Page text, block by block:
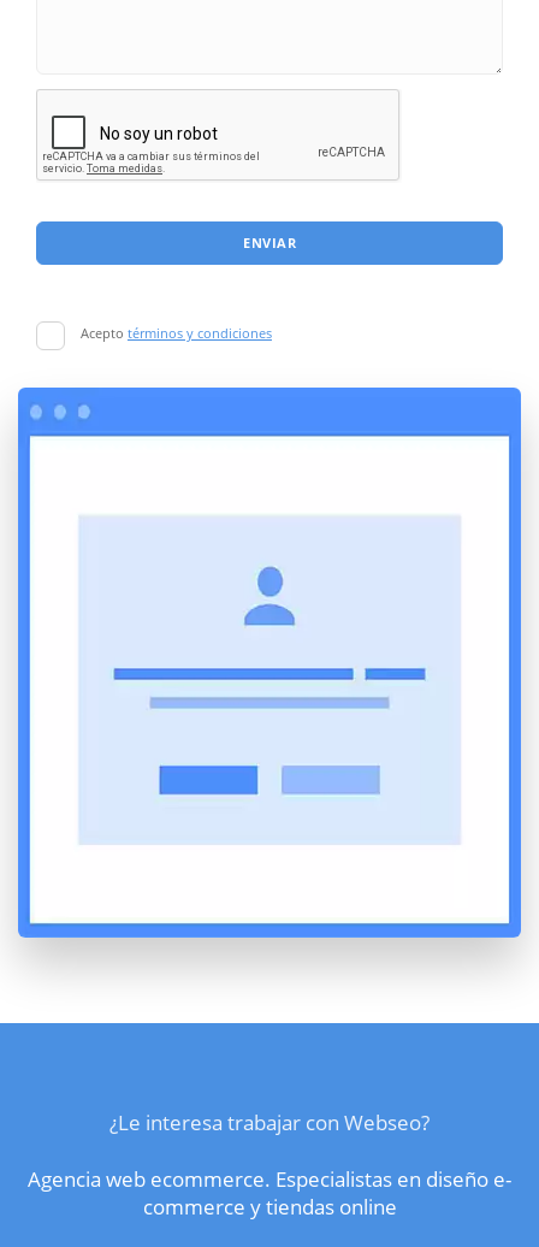
ENVIAR
Acepto términos y condiciones
¿Le interesa trabajar con Webseo?
Agencia web ecommerce. Especialistas en diseño e-
commerce y tiendas online